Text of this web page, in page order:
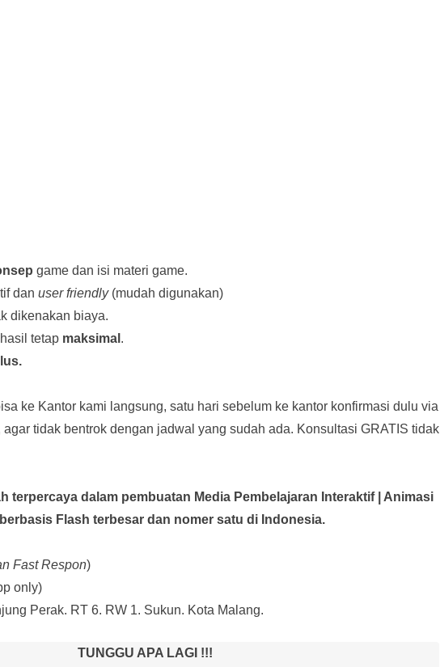
game dan isi materi game.
dan user friendly(mudah digunakan)
dikenakan biaya.
tetap maksimal .
ke Kantor kami langsung, satu hari sebelum ke kantor konfirmasi dulu via
tidak bentrok dengan jadwal yang sudah ada. Konsultasi GRATIS tidak
terpercaya dalam pembuatan Media Pembelajaran Interaktif| Animasi
berbasis Flash terbesar dan nomer satu di Indonesia.
Fast Respon)
only)
Perak. RT 6. RW 1. Sukun. Kota Malang.
TUNGGU APA LAGI !!!